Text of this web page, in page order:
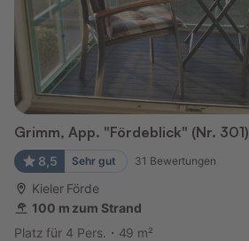
Grimm, App. "Fördeblick" (Nr. 301)
8,5 Sehr gut 31 Bewertungen
Kieler Förde
100 m zum Strand
Platz für 4 Pers.
49 m²